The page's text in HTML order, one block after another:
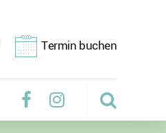
Termin buchen